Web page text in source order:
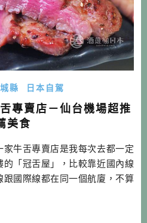
縣 日本自駕
專賣店－仙台機場超推
美食
牛舌專賣店是我每次去都一定
「冠舌屋」，比較靠近國內線
國際線都在同一個航廈，不算
排隊，如果要吃，建議還是要